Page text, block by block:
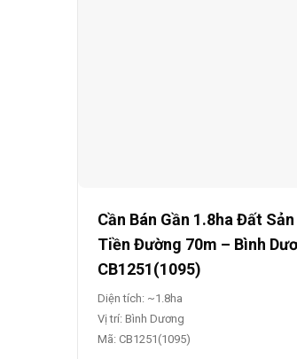
Cần Bán Gần 1.8ha Đất
Tiền Đường 70m – Bình
CB1251(1095)
Diện tích: ~1.8ha
Vị trí: Bình Dương
Mã: CB1251(1095)